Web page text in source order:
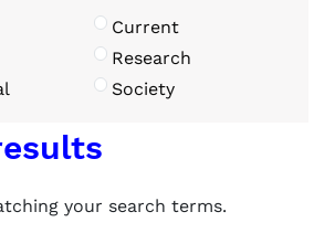
Current
Research
Society
your search terms.